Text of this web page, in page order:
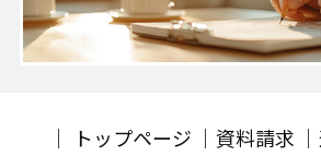
トップページ 資料請求